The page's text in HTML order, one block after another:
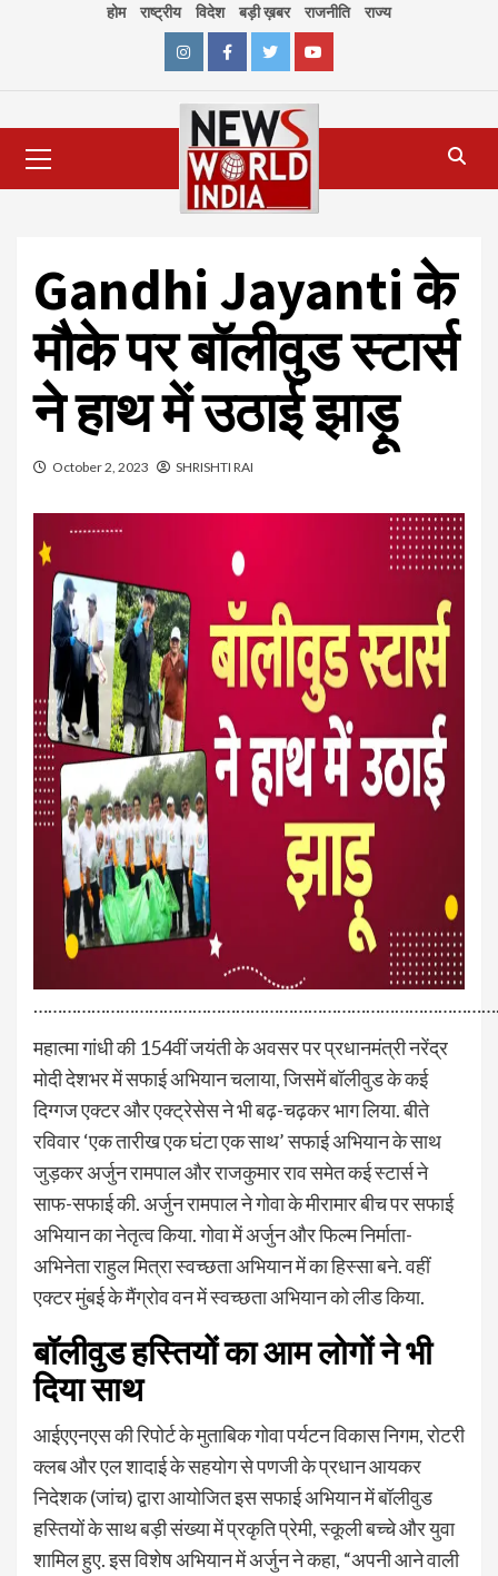
होम राष्ट्रीय विदेश बड़ी ख़बर राजनीति राज्य
InstagramFacebookTwitterYoutube
Menu
Gandhi Jayanti के
मौके पर बॉलीवुड स्टार्स
ने हाथ में उठाई झाड़ू
October 2, 2023 SHRISHTI RAI
महात्मा गांधी की 154वीं जयंती के अवसर पर प्रधानमंत्री नरेंद्र
मोदी देशभर में सफाई अभियान चलाया, जिसमें बॉलीवुड के कई
दिग्गज एक्टर और एक्ट्रेसेस ने भी बढ़-चढ़कर भाग लिया. बीते
रविवार ‘एक तारीख एक घंटा एक साथ’ सफाई अभियान के साथ
जुड़कर अर्जुन रामपाल और राजकुमार राव समेत कई स्टार्स ने
साफ-सफाई की. अर्जुन रामपाल ने गोवा के मीरामार बीच पर सफाई
अभियान का नेतृत्व किया. गोवा में अर्जुन और फिल्म निर्माता-
अभिनेता राहुल मित्रा स्वच्छता अभियान में का हिस्‍सा बने. वहीं
एक्टर मुंबई के मैंग्रोव वन में स्वच्छता अभियान को लीड किया.
बॉलीवुड हस्तियों का आम लोगों ने भी
दिया साथ
आईएएनएस की रिपोर्ट के मुताबिक गोवा पर्यटन विकास निगम, रोटरी
क्लब और एल शादाई के सहयोग से पणजी के प्रधान आयकर
निदेशक (जांच) द्वारा आयोजित इस सफाई अभियान में बॉलीवुड
हस्तियों के साथ बड़ी संख्या में प्रकृति प्रेमी, स्कूली बच्चे और युवा
शामिल हुए. इस विशेष अभियान में अर्जुन ने कहा, “अपनी आने वाली